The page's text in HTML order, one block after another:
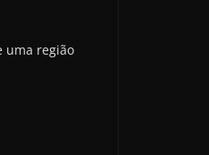
uma região